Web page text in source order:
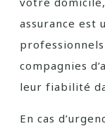
assurance est
compagnies
leur fiabilité
En cas